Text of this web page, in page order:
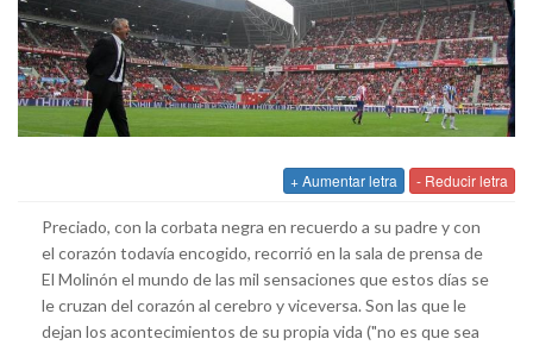
+ Aumentar letra - Reducir letra
Preciado, con la corbata negra en recuerdo a su padre y con
el corazón todavía encogido, recorrió en la sala de prensa de
El Molinón el mundo de las mil sensaciones que estos días se
le cruzan del corazón al cerebro y viceversa. Son las que le
dejan los acontecimientos de su propia vida ("no es que sea